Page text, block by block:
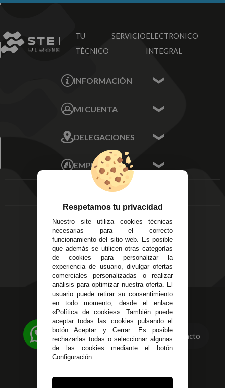
TU SERVICIO
TÉCNICO
ELECTRONICO
INTEGRAL
INFORMACIÓN
Sobre nosotros
MI CUENTA
Mis Direcciones
Mis Pedidos
Mis favoritos
FAQ's
DELEGACIONES
Écija - Sevilla
Av. Plaza de Toros.
Local 3
Córdoba
14
Alzira - Valencia
C/ Esplugues, 135
EMPRESA
Aviso Legal
Devoluciones
Política de Privacidad
Pago Seguro
Terminos y
Condiciones Generales
Políticas de Cookies
623 23 31 98
Atendemos Whatsapp
955 44 45 43/955 44 45 44
info@steielectronica.com
Avenida Plaza de Toros,
Contacto
Respetamos tu privacidad
Nuestro site utiliza cookies técnicas
necesarias para el correcto
funcionamiento del sitio web. Es posible
que además se utilicen otras categorías
de cookies para personalizar la
experiencia de usuario, divulgar ofertas
comerciales personalizadas o realizar
análisis para optimizar nuestra oferta. El
usuario puede retirar su consentimiento
en todo momento, desde el enlace
«Política de cookies». También puede
aceptar todas las cookies pulsando el
botón Aceptar y Cerrar. Es posible
rechazarlas todas o seleccionar algunas
de las cookies mediante el botón
Configuración.